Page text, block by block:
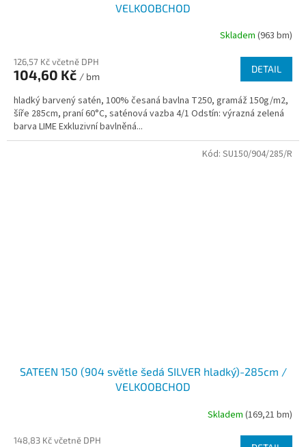
VELKOOBCHOD
Skladem (963 bm)
126,57 Kč včetně DPH
104,60 Kč / bm
DETAIL
hladký barvený satén, 100% česaná bavlna T250, gramáž 150g/m2,
šíře 285cm, praní 60°C, saténová vazba 4/1 Odstín: výrazná zelená
barva LIME Exkluzivní bavlněná...
SATEEN 150 (904 světle šedá SILVER hladký)-285cm /
VELKOOBCHOD
Skladem (169,21 bm)
148,83 Kč včetně DPH
Kód: SU150/904/285/R